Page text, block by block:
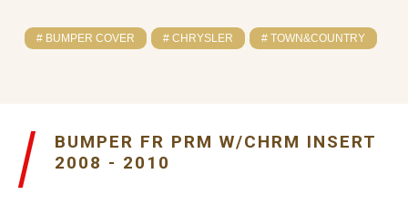
# BUMPER COVER # CHRYSLER # TOWN&COUNTRY
BUMPER FR PRM W/CHRM INSERT
2008 - 2010